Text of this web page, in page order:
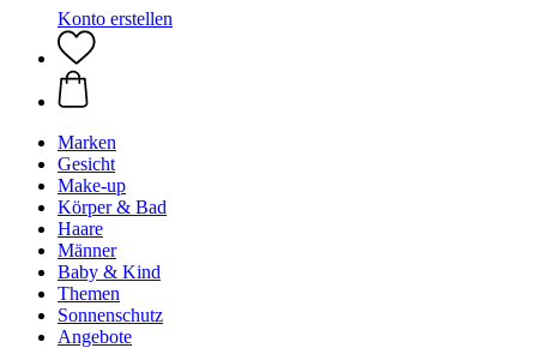
Konto erstellen
Marken
Gesicht
Make-up
Körper & Bad
Haare
Männer
Baby & Kind
Themen
Sonnenschutz
Angebote